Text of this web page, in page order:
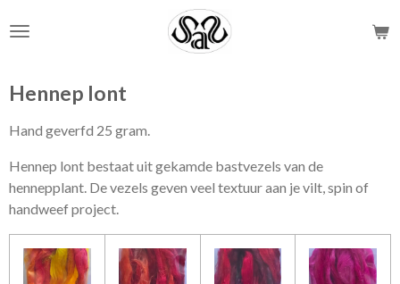
direct
de
hoofdinhoud
Hennep lont
Hand geverfd 25 gram.
Hennep lont bestaat uit gekamde bastvezels van de
hennepplant. De vezels geven veel textuur aan je vilt, spin of
handweef project.